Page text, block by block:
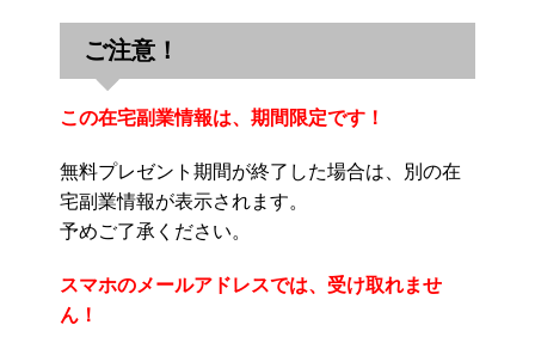
ご注意！
この在宅副業情報は、期間限定です！
無料プレゼント期間が終了した場合は、別の在
宅副業情報が表示されます。
予めご了承ください。
スマホのメールアドレスでは、受け取れませ
ん！